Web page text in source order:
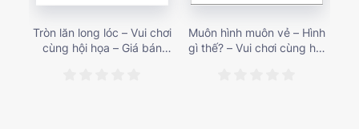
Tròn lăn long lóc – Vui chơi
cùng hội họa – Giá bán
Muôn hình muôn vẻ – Hình
gì thế? – Vui chơi cùng hội